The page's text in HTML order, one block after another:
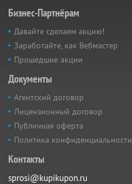
Бизнес-Партнёрам
Давайте сделаем акцию!
Заработайте, как Вебмастер
Прошедшие акции
Документы
Агентский договор
Лицензионный договор
Публичная оферта
Политика конфиденциальности
Контакты
sprosi@kupikupon.ru